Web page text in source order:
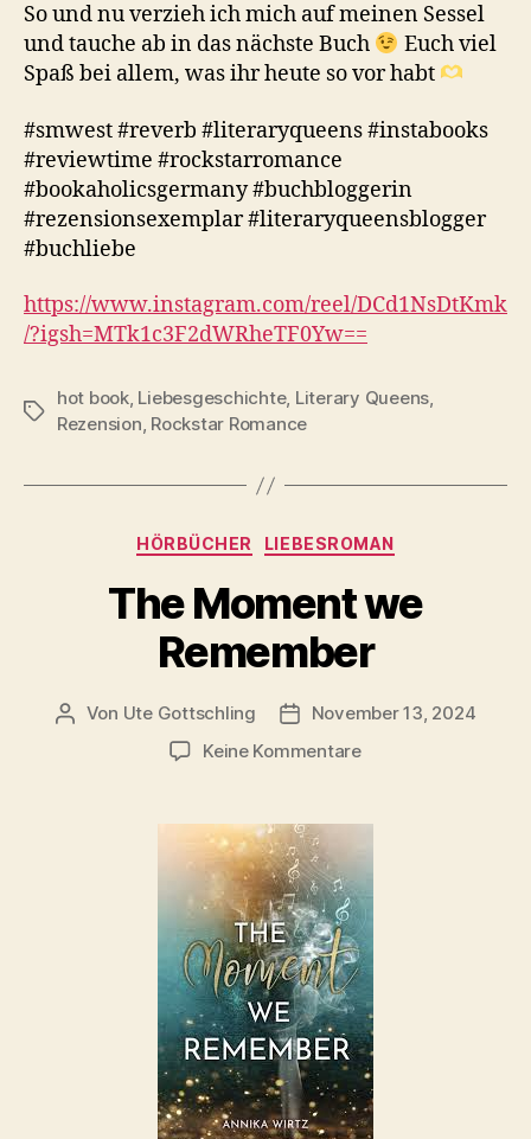
So und nu verzieh ich mich auf meinen Sessel
und tauche ab in das nächste Buch
Euch viel
Spaß bei allem, was ihr heute so vor habt
#smwest #reverb #literaryqueens #instabooks
#reviewtime #rockstarromance
#bookaholicsgermany #buchbloggerin
#rezensionsexemplar #literaryqueensblogger
#buchliebe
https://www.instagram.com/reel/DCd1NsDtKmk
/?igsh=MTk1c3F2dWRheTF0Yw==
Schlagwörter
hot book, Liebesgeschichte, Literary Queens,
Rezension, Rockstar Romance
Kategorien
HÖRBÜCHER LIEBESROMAN
The Moment we
Remember
Beitragsautor
Von Ute Gottschling Veröffentlichungsdatum
November 13, 2024
Keine Kommentarezu
we